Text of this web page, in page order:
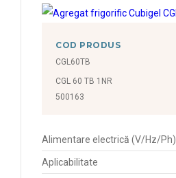
COD PRODUS
CGL60TB
CGL 60 TB 1NR
500163
Alimentare electrică (V/Hz/Ph)
Aplicabilitate